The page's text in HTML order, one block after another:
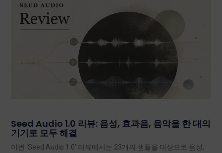
Seed Audio 1.0 리뷰: 음성, 효과음, 음악을 한 대의
기기로 모두 해결
이번 ‘Seed Audio 1.0’ 리뷰에서는 23개의 샘플을 대상으로 음성,